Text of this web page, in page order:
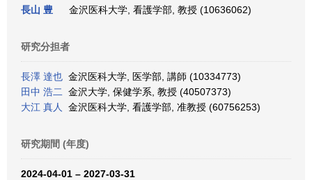
長山 豊 金沢医科大学, 看護学部, 教授 (10636062)
研究分担者
長澤 達也 金沢医科大学, 医学部, 講師 (10334773)
田中 浩二
金沢大学, 保健学系, 教授 (40507373)
大江 真人
金沢医科大学, 看護学部, 准教授 (60756253)
研究期間 (年度)
2024-04-01 – 2027-03-31